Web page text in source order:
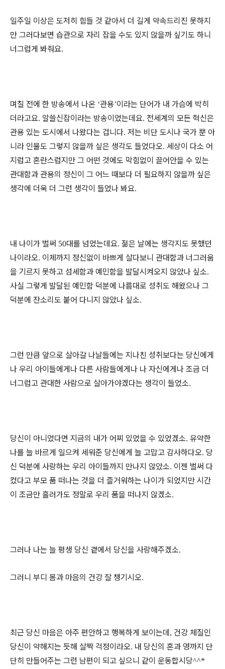
일주일 이상은 도저히 힘들 것 같아서 더 길게 약속드리진 못하지
만 그러다보면 습관으로 자리 잡을 수도 있지 않을까 싶기도 하니
너그럽게 봐줘요.
며칠 전에 한 방송에서 나온 ‘관용’이라는 단어가 내 가슴에 박히
더라고요. 알쓸신잡이라는 방송이었는데요. 전세계의 모든 혁신은
관용 있는 도시에서 나왔다는 겁니다. 저는 비단 도시나 국가 뿐 아
니라 인물도 그렇지 않을까 싶은 생각도 들었다오. 세상이 다소 어
지럽고 혼란스럽지만 그 어떤 것에도 막힘없이 끌어안을 수 있는
관대함과 관용의 정신이 그 어느 때보다 더 필요하지 않을까 싶은
생각에 더욱 더 그런 생각이 들었나 봐요.
내 나이가 벌써 50대를 넘었는데요. 젊은 날에는 생각지도 못했던
나이라오. 이제까지 정신없이 바쁘게 살다보니 관대함과 너그러움
을 기르지 못하고 섬세함과 예민함을 발달시켜오지 않았나 싶소.
사실 그렇게 발달된 예민함 덕분에 나름대로 성취도 해왔으나 그
덕분에 잔소리도 붙어 다니지 않았나 싶소.
그런 만큼 앞으로 살아갈 나날들에는 지나친 성취보다는 당신에게
나 우리 아이들에게나 다른 사람들에게나 나 자신에게나 조금 더
너그럽고 관대한 사람으로 살아가야겠다는 생각이 들었소.
당신이 아니었다면 지금의 내가 어찌 있었을 수 있었겠소. 유약한
나를 늘 바르게 일으켜 세워준 당신에게 늘 고맙고 감사하다오. 당
신 덕분에 사랑하는 우리 아이들까지 만나지 않았소. 이젠 벌써 다
컸다고 부모 품 떠나는 것을 더 즐거워하는 나이가 되었지만 시간
이 조금만 흘러가도 정말로 우리 품을 떠나지 않겠소.
그러나 나는 늘 평생 당신 곁에서 당신을 사랑해주겠소.
그러니 부디 몸과 마음의 건강 잘 챙기시오.
최근 당신 마음은 아주 편안하고 행복하게 보이는데 , 건강 체질인
당신이 약해지는 듯해 살짝 걱정이라오. 내 당신의 혼과 영까지 단
단히 만들어주는 그런 남편이 되고 싶으니 같이 운동합시당^^*